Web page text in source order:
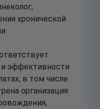
хронической
и эффективности
в том числе
организация